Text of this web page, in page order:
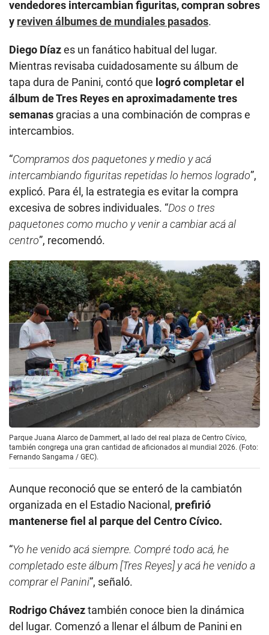
vendedores intercambian figuritas, compran sobres
y reviven álbumes de mundiales pasados.
Diego Díazes un fanático habitual del lugar.
Mientras revisaba cuidadosamente su álbum de
tapa dura de Panini, contó que logró completar el
álbum de Tres Reyes en aproximadamente tres
semanasgracias a una combinación de compras e
intercambios.
“Compramos dos paquetones y medio y acá
intercambiando figuritas repetidas lo hemos logrado”,
explicó. Para él, la estrategia es evitar la compra
excesiva de sobres individuales. “Dos o tres
paquetones como mucho y venir a cambiar acá al
centro”, recomendó.
Parque Juana Alarco de Dammert, al lado del real plaza de Centro Cívico,
también congrega una gran cantidad de aficionados al mundial 2026. (Foto:
Fernando Sangama / GEC).
Aunque reconoció que se enteró de la cambiatón
organizada en el Estadio Nacional, prefirió
mantenerse fiel al parque del Centro Cívico.
“Yo he venido acá siempre. Compré todo acá, he
completado este álbum [Tres Reyes] y acá he venido a
comprar el Panini”, señaló.
Rodrigo Cháveztambién conoce bien la dinámica
del lugar. Comenzó a llenar el álbum de Panini en